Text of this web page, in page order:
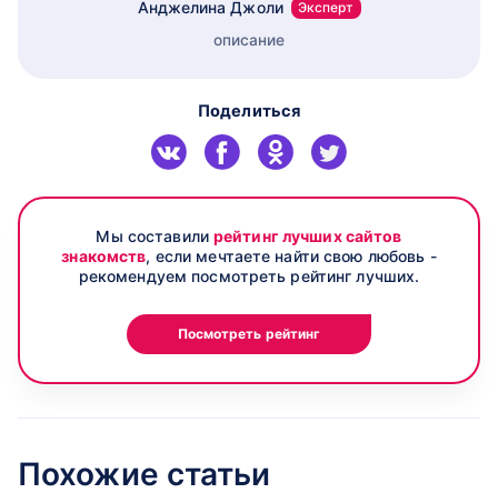
Анджелина Джоли Эксперт
описание
Поделиться
Мы составилирейтинг лучших сайтов
знакомств, если мечтаете найти свою любовь -
рекомендуем посмотреть рейтинг лучших.
Посмотреть рейтинг
Похожие статьи